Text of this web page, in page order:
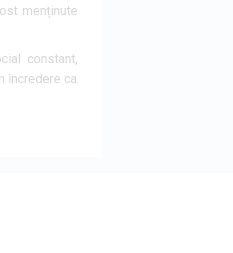
menținute
constant,
încredere ca